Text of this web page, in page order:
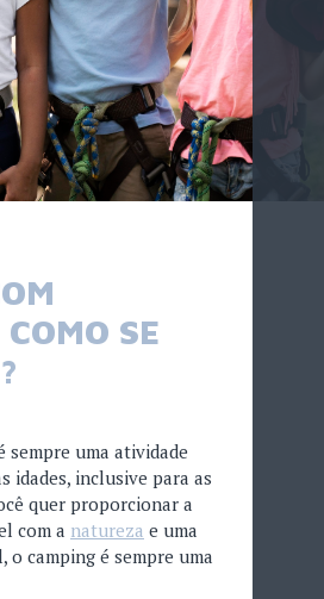
SE
sempre uma atividade
idades, inclusive para as
quer proporcionar a
com a natureza e uma
o camping é sempre uma